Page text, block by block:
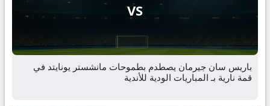
VS
باريس سان جيرمان يصطدم بطموحات مانشستر يونايتد في
قمة نارية بـ المباريات الودية للأندية